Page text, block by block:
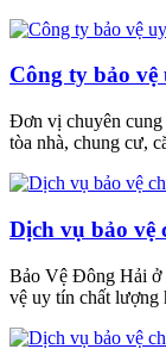
Công ty bảo
Đơn vị chuyên cung
tòa nhà, chung cư,
Dịch vụ bảo vệ
Bảo Vệ Đông Hải ở
vệ uy tín chất lượng